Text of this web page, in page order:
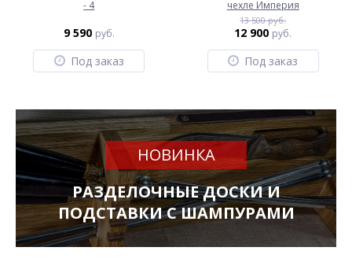
- 4
9 590 руб.
Под заказ
чехле Империя
13 500 руб.
12 900 руб.
Под заказ
НОВИНКА
РАЗДЕЛОЧНЫЕ ДОСКИ И
ПОДСТАВКИ С ШАМПУРАМИ